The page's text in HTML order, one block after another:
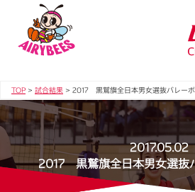
TOP > 試合結果 > 2017 黒鷲旗全日本男女選抜バレー
2017.05.02
2017 黒鷲旗全日本男女選抜